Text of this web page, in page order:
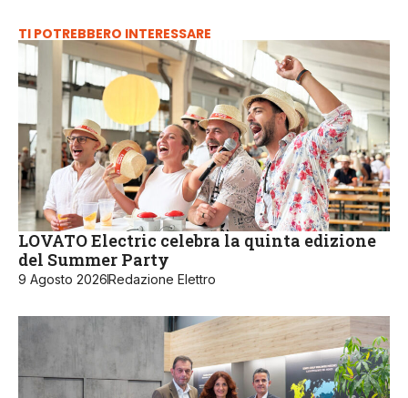
TI POTREBBERO INTERESSARE
LOVATO Electric celebra la quinta edizione
del Summer Party
9 Agosto 2026Redazione Elettro